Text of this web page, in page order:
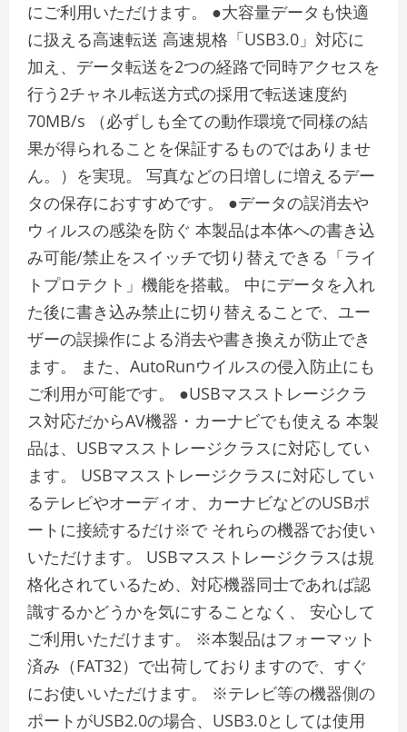
にご利用いただけます。 ●大容量データも快適
に扱える高速転送 高速規格「USB3.0」対応に
加え、データ転送を2つの経路で同時アクセスを
行う2チャネル転送方式の採用で転送速度約
70MB/s （必ずしも全ての動作環境で同様の結
果が得られることを保証するものではありませ
ん。）を実現。 写真などの日増しに増えるデー
タの保存におすすめです。 ●データの誤消去や
ウィルスの感染を防ぐ 本製品は本体への書き込
み可能/禁止をスイッチで切り替えできる「ライ
トプロテクト」機能を搭載。 中にデータを入れ
た後に書き込み禁止に切り替えることで、ユー
ザーの誤操作による消去や書き換えが防止でき
ます。 また、AutoRunウイルスの侵入防止にも
ご利用が可能です。 ●USBマスストレージクラ
ス対応だからAV機器・カーナビでも使える 本製
品は、USBマスストレージクラスに対応してい
ます。 USBマスストレージクラスに対応してい
るテレビやオーディオ、カーナビなどのUSBポ
ートに接続するだけ※で それらの機器でお使い
いただけます。 USBマスストレージクラスは規
格化されているため、対応機器同士であれば認
識するかどうかを気にすることなく、 安心して
ご利用いただけます。 ※本製品はフォーマット
済み（FAT32）で出荷しておりますので、すぐ
にお使いいただけます。 ※テレビ等の機器側の
ポートがUSB2.0の場合、USB3.0としては使用